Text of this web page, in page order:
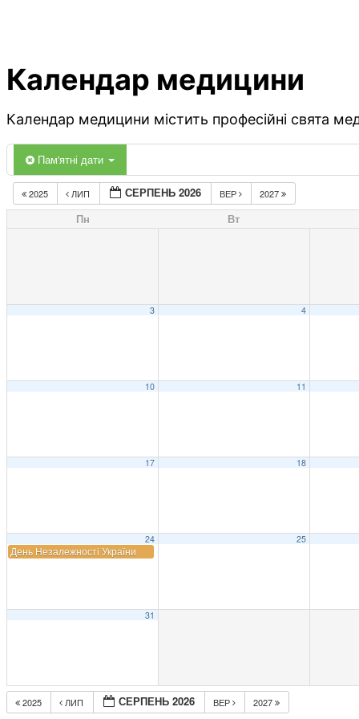
Календар медицини
Календар медицини містить професійні свята
Пам'ятні дати
2025 ЛИП СЕРПЕНЬ 2026 ВЕР 2027
Пн Вт
3 4
10 11
17 18
24
День Незалежності України
25
31
2025 ЛИП СЕРПЕНЬ 2026 ВЕР 2027